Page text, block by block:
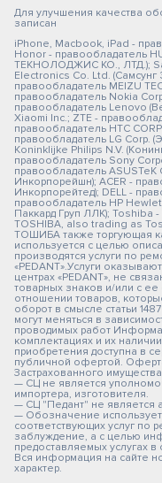
Для улучшения качества
записан
iPhone, Macbook, iPad -
Honor - правообладатель
ТЕКНОЛОДЖИС КО., ЛТД.);
Electronics Co. Ltd. (Самсунг
правообладатель MEIZU
правообладатель Nokia
правообладатель Lenovo
Xiaomi Inc.; ZTE -
правообладатель HTC
правообладатель LG Corp.
Koninklijke Philips N.V.
правообладатель Sony
правообладатель ASUSTeK
Инкорпорейшн); ACER -
Инкорпорейтед); DELL -
правообладатель HP
Паккард Груп ЛЛК); Toshiba
TOSHIBA, also trading as
ТОШИБА также торгующая
используется с целью
производятся услуги по
«PEDANT».Услуги
центрах «PEDANT», не
товарных знаков и/или с
отношении товаров,
оборот в смысле статьи
могут меняться в
проводимых работ
комплектациях и их
приобретения доступна в
публичной офертой.
Застрахованного имущества
— СЦ не является
импортера, изготовителя.
— СЦ "Педант" не является
— Обозначение
соответствующих услуг по
заблуждение, а с целью
предоставляемых услугах
Вся информация на сайте
характер.